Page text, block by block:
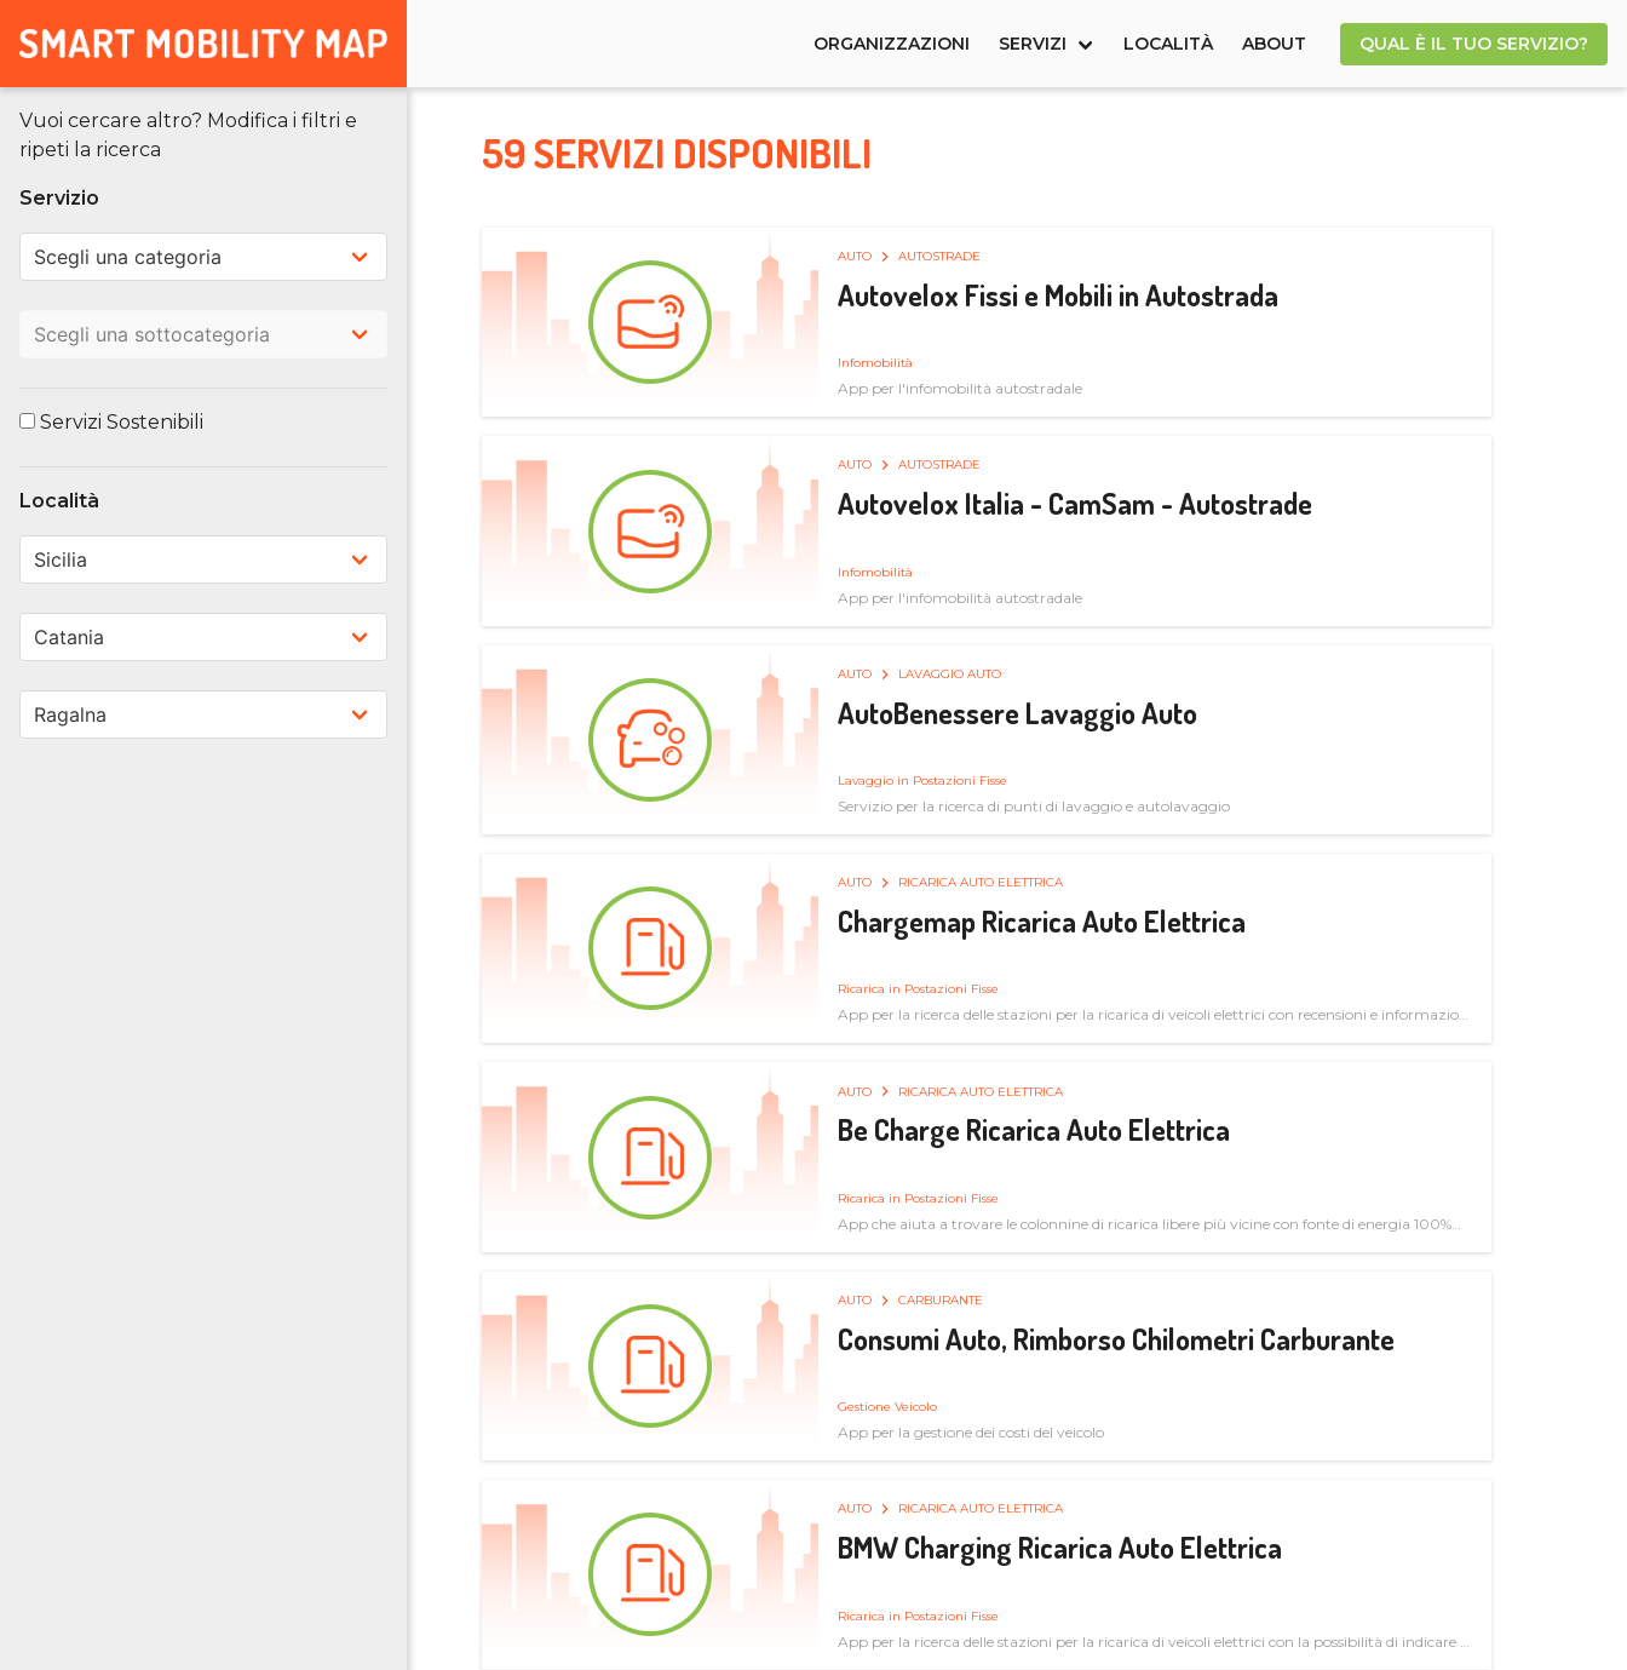
ORGANIZZAZIONI SERVIZI LOCALITÀ ABOUT QUAL È IL TUO SERVIZIO?
Vuoi cercare altro? Modifica i filtri e
ripeti la ricerca
Servizio
Servizi Sostenibili
Località
59 SERVIZI DISPONIBILI
AUTO AUTOSTRADE
Autovelox Fissi e Mobili in Autostrada
Infomobilità
App per l'infomobilità autostradale
AUTO AUTOSTRADE
Autovelox Italia - CamSam - Autostrade
Infomobilità
App per l'infomobilità autostradale
AUTO LAVAGGIO AUTO
AutoBenessere Lavaggio Auto
Lavaggio in Postazioni Fisse
Servizio per la ricerca di punti di lavaggio e autolavaggio
AUTO RICARICA AUTO ELETTRICA
Chargemap Ricarica Auto Elettrica
Ricarica in Postazioni Fisse
App per la ricerca delle stazioni per la ricarica di veicoli elettrici con recensioni e informazioni
AUTO RICARICA AUTO ELETTRICA
Be Charge Ricarica Auto Elettrica
Ricarica in Postazioni Fisse
App che aiuta a trovare le colonnine di ricarica libere più vicine con fonte di energia 100%
AUTO CARBURANTE
Consumi Auto, Rimborso Chilometri Carburante
Gestione Veicolo
App per la gestione dei costi del veicolo
AUTO RICARICA AUTO ELETTRICA
BMW Charging Ricarica Auto Elettrica
Ricarica in Postazioni Fisse
App per la ricerca delle stazioni per la ricarica di veicoli elettrici con la possibilità di indicare le